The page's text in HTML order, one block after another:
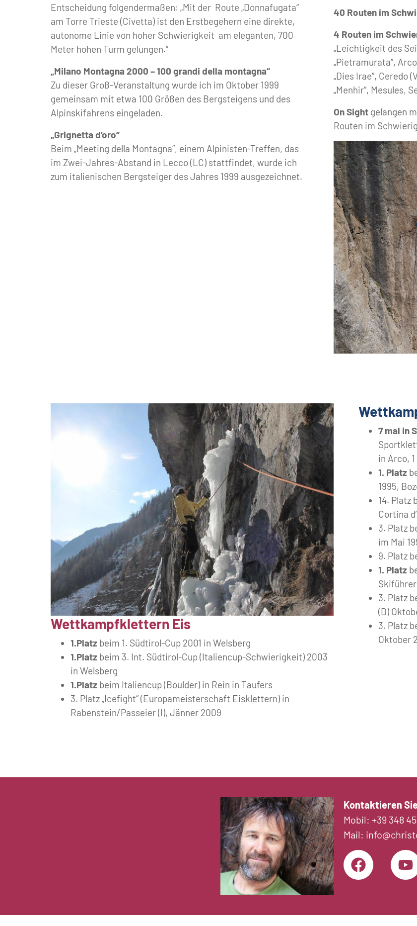
Entscheidung folgendermaßen: „Mit der Route „Donnafugata“
am Torre Trieste (Civetta) ist den Erstbegehern eine direkte,
autonome Linie von hoher Schwierigkeit am eleganten, 700
Meter hohen Turm gelungen.“
„Milano Montagna 2000 – 100 grandi della montagna“
Zu dieser Groß-Veranstaltung wurde ich im Oktober 1999
gemeinsam mit etwa 100 Größen des Bergsteigens und des
Alpinskifahrens eingeladen.
„Grignetta d’oro“
Beim „Meeting della Montagna“, einem Alpinisten-Treffen, das
im Zwei-Jahres-Abstand in Lecco (LC) stattfindet, wurde ich
zum italienischen Bergsteiger des Jahres 1999 ausgezeichnet.
40 Routen im
4 Routen im
„Leichtigkeit des
„Pietramurata“,
„Dies Irae“, Ceredo
„Menhir“, Mesules,
On Sight gelangen
Routen im
Wettkampfklettern Eis
1.Platz beim 1. Südtirol-Cup 2001 in Welsberg
1.Platz beim 3. Int. Südtirol-Cup (Italiencup-Schwierigkeit) 2003
in Welsberg
1.Platz beim Italiencup (Boulder) in Rein in Taufers
3. Platz „Icefight“ (Europameisterschaft Eisklettern) in
Rabenstein/Passeier (I), Jänner 2009
7 mal in
in Arco,
1. Platz
1995,
14. Platz
Cortina
3. Platz
im Mai
9. Platz
1. Platz
3. Platz
(D)
3. Platz
Oktober
Kontaktieren
Mobil: +39 348
Mail: